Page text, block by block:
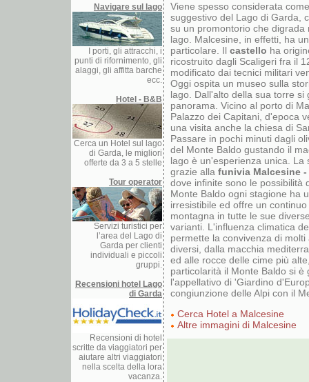
Navigare sul lago
I porti, gli attracchi, i
punti di rifornimento, gli
alaggi, gli affitta barche
ecc.
Hotel - B&B
Cerca un Hotel sul lago
di Garda, le migliori
offerte da 3 a 5 stelle
Tour operator
Servizi turistici per
l’area del Lago di
Garda per clienti
individuali e piccoli
gruppi.
Recensioni hotel Lago
di Garda
Recensioni di hotel
scritte da viaggiatori per
aiutare altri viaggiatori
nella scelta della lora
vacanza.
Viene spesso considerata
suggestivo del Lago di Garda,
su un promontorio che digrada
lago. Malcesine, in effetti, ha
particolare. Il castello ha
ricostruito dagli Scaligeri fra il
modificato dai tecnici militari
Oggi ospita un museo sulla
lago. Dall'alto della sua torre si
panorama. Vicino al porto di
Palazzo dei Capitani, d'epoca
una visita anche la chiesa di
Passare in pochi minuti dagli
del Monte Baldo gustando il
lago è un'esperienza unica. La
grazie alla funivia Malcesine
dove infinite sono le possibilità
Monte Baldo ogni stagione ha
irresistibile ed offre un
montagna in tutte le sue
varianti. L'influenza climatica
permette la convivenza di
diversi, dalla macchia
ed alle rocce delle cime più
particolarità il Monte Baldo si è
l'appellativo di 'Giardino
congiunzione delle Alpi con il
Cerca Hotel a Malcesine
Altre immagini di Malcesine